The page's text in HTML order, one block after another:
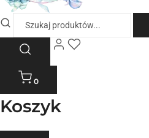
0
Koszyk